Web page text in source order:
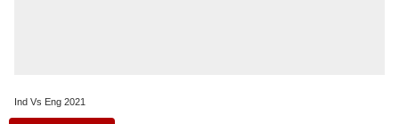
Ind Vs Eng 2021